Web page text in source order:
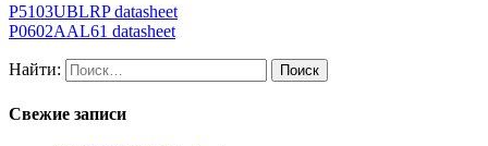
P5103UBLRP datasheet
P0602AAL61 datasheet
Найти:
Свежие записи